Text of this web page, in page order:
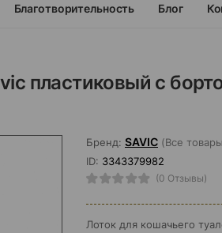
Благотворительность Блог
пластиковый с
Бренд: SAVIC (Все
ID: 3343379982
(0 Отзывы)
Лоток для кошачьего